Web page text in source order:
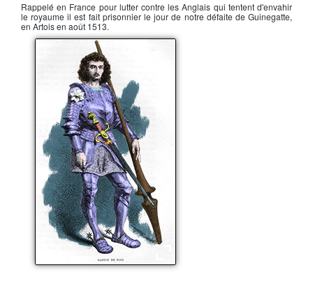
Rappelé en France pour lutter contre les Anglais qui tentent d'envahir
le royaume il est fait prisonnier le jour de notre défaite de Guinegatte,
en Artois en août 1513.